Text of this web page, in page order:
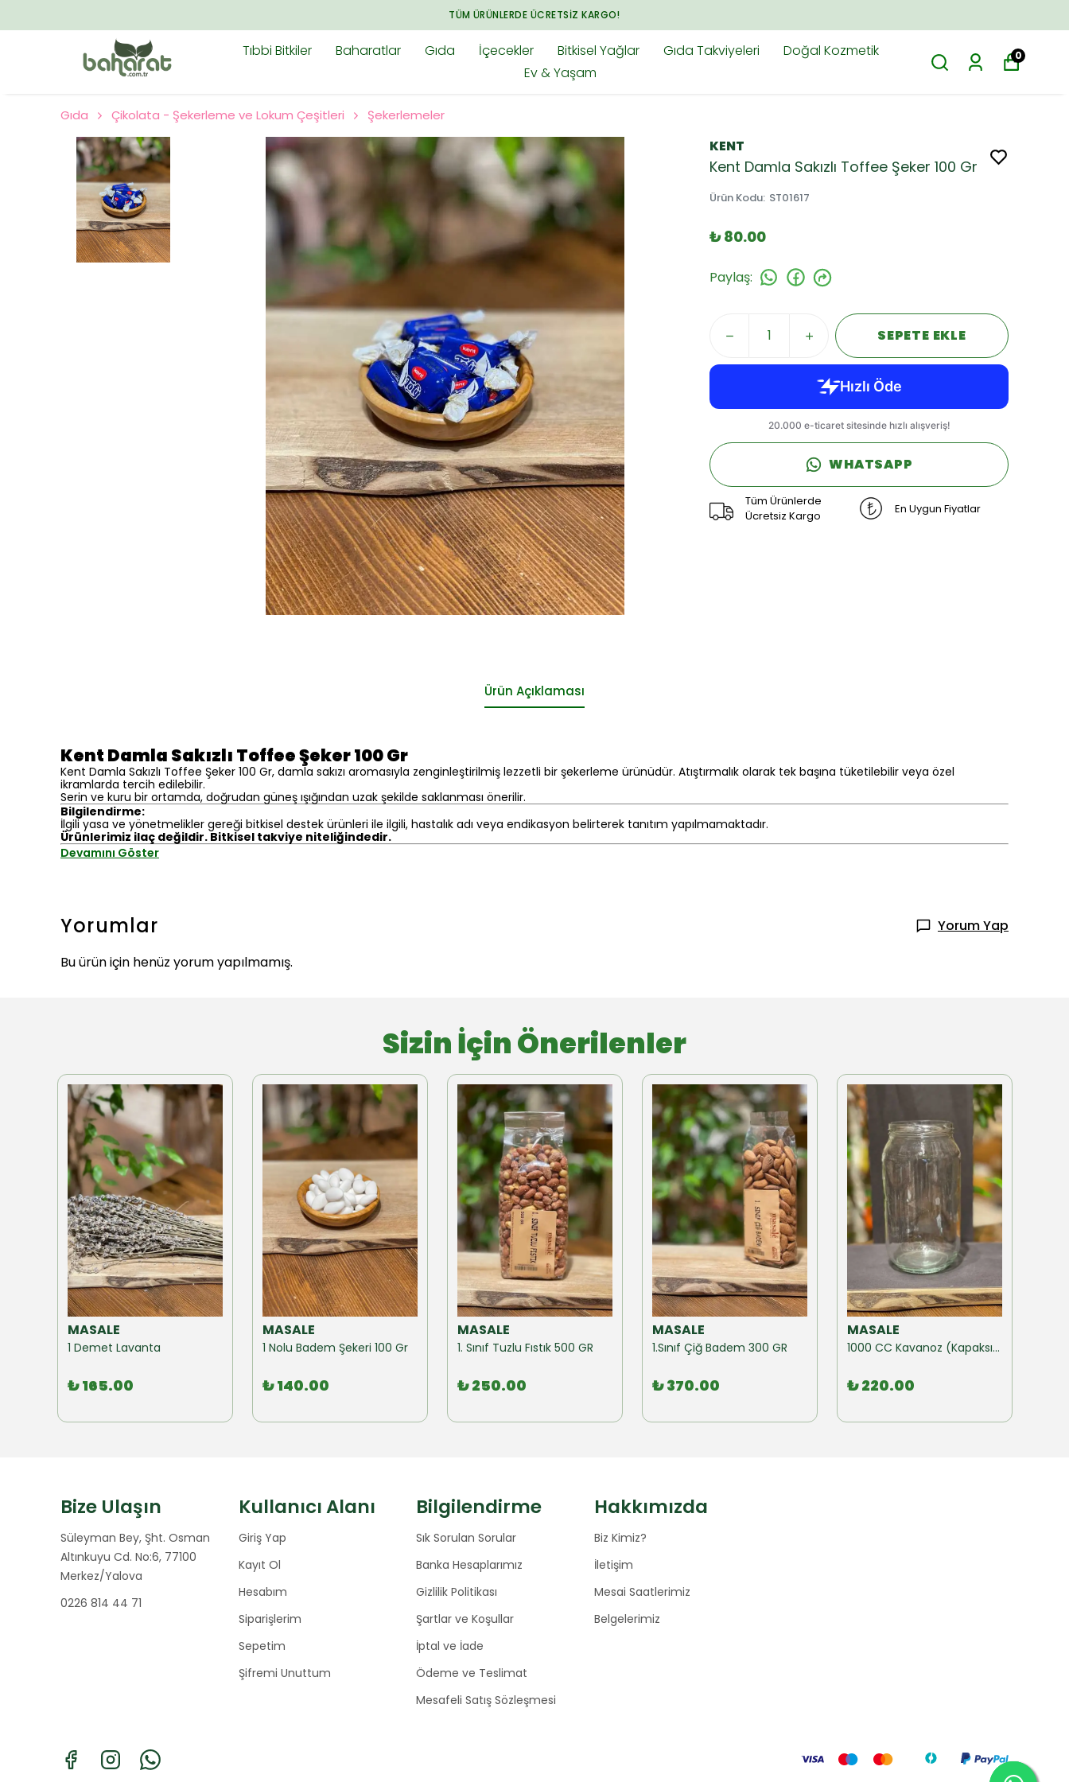
TÜM ÜRÜNLERDE ÜCRETSIZ KARGO!
Tıbbi Bitkiler Baharatlar Gıda İçecekler Bitkisel Yağlar Gıda Takviyeleri
Doğal Kozmetik
Ev & Yaşam
0
Gıda Çikolata - Şekerleme ve Lokum Çeşitleri Şekerlemeler
KENT
Kent Damla Sakızlı Toffee Şeker 100 Gr
Ürün Kodu: ST01617
₺ 80.00
Paylaş:
SEPETE EKLE
WHATSAPP
Tüm Ürünlerde
Ücretsiz Kargo
En Uygun Fiyatlar
Ürün Açıklaması
Kent Damla Sakızlı Toffee Şeker 100 Gr
Kent Damla Sakızlı Toffee Şeker 100 Gr, damla sakızı aromasıyla zenginleştirilmiş lezzetli bir şekerleme ürünüdür. Atıştırmalık olarak tek başına tüketilebilir veya özel
ikramlarda tercih edilebilir.
Serin ve kuru bir ortamda, doğrudan güneş ışığından uzak şekilde saklanması önerilir.
Bilgilendirme:
İlgili yasa ve yönetmelikler gereği bitkisel destek ürünleri ile ilgili, hastalık adı veya endikasyon belirterek tanıtım yapılmamaktadır.
Ürünlerimiz ilaç değildir. Bitkisel takviye niteliğindedir.
Devamını Göster
Yorumlar
Yorum Yap
Bu ürün için henüz yorum yapılmamış.
Sizin İçin Önerilenler
MASALE
1 Demet Lavanta
₺ 165.00
MASALE
1 Nolu Badem Şekeri 100 Gr
₺ 140.00
MASALE
1. Sınıf Tuzlu Fıstık 500 GR
₺ 250.00
MASALE
1.Sınıf Çiğ Badem 300 GR
₺ 370.00
MASALE
1000 CC Kavanoz (Kapaksız) 10 Adet
₺ 220.00
Bize Ulaşın
Süleyman Bey, Şht. Osman
Altınkuyu Cd. No:6, 77100
Merkez/Yalova
0226 814 44 71
Kullanıcı Alanı
Giriş Yap
Kayıt Ol
Hesabım
Siparişlerim
Sepetim
Şifremi Unuttum
Bilgilendirme
Sık Sorulan Sorular
Banka Hesaplarımız
Gizlilik Politikası
Şartlar ve Koşullar
İptal ve İade
Ödeme ve Teslimat
Mesafeli Satış Sözleşmesi
Hakkımızda
Biz Kimiz?
İletişim
Mesai Saatlerimiz
Belgelerimiz